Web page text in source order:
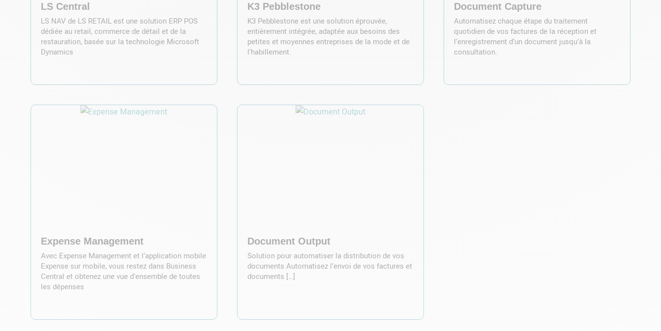
LS Central
LS NAV de LS RETAIL est une solution ERP POS
dédiée au retail, commerce de détail et de la
restauration, basée sur la technologie Microsoft
Dynamics
K3 Pebblestone
K3 Pebblestone est une solution éprouvée,
entièrement intégrée, adaptée aux besoins des
petites et moyennes entreprises de la mode et de
l’habillement.
Document Capture
Automatisez chaque étape du traitement
quotidien de vos factures de la réception et
l’enregistrement d’un document jusqu’à la
consultation.
Expense Management
Avec Expense Management et l’application mobile
Expense sur mobile, vous restez dans Business
Central et obtenez une vue d’ensemble de toutes
les dépenses
Document Output
Solution pour automatiser la distribution de vos
documents Automatisez l’envoi de vos factures et
documents […]